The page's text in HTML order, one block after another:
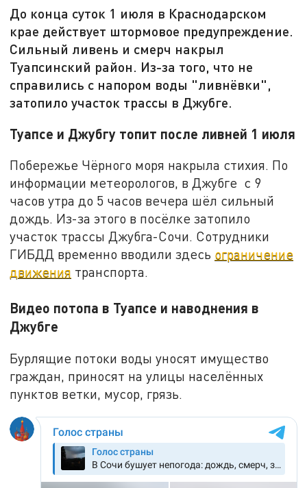
До конца суток 1 июля в Краснодарском
крае действует штормовое предупреждение.
Сильный ливень и смерч накрыл
Туапсинский район. Из-за того, что не
справились с напором воды "ливнёвки",
затопило участок трассы в Джубге.
Туапсе и Джубгу топит после ливней 1 июля
Побережье Чёрного моря накрыла стихия. По
информации метеорологов, в Джубге с 9
часов утра до 5 часов вечера шёл сильный
дождь. Из-за этого в посёлке затопило
участок трассы Джубга-Сочи. Сотрудники
ГИБДД временно вводили здесь ограничение
движения транспорта.
Видео потопа в Туапсе и наводнения в
Джубге
Бурлящие потоки воды уносят имущество
граждан, приносят на улицы населённых
пунктов ветки, мусор, грязь.